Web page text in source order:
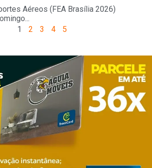
Aéreos (FEA Brasília 2026)
1 2 3 4 5